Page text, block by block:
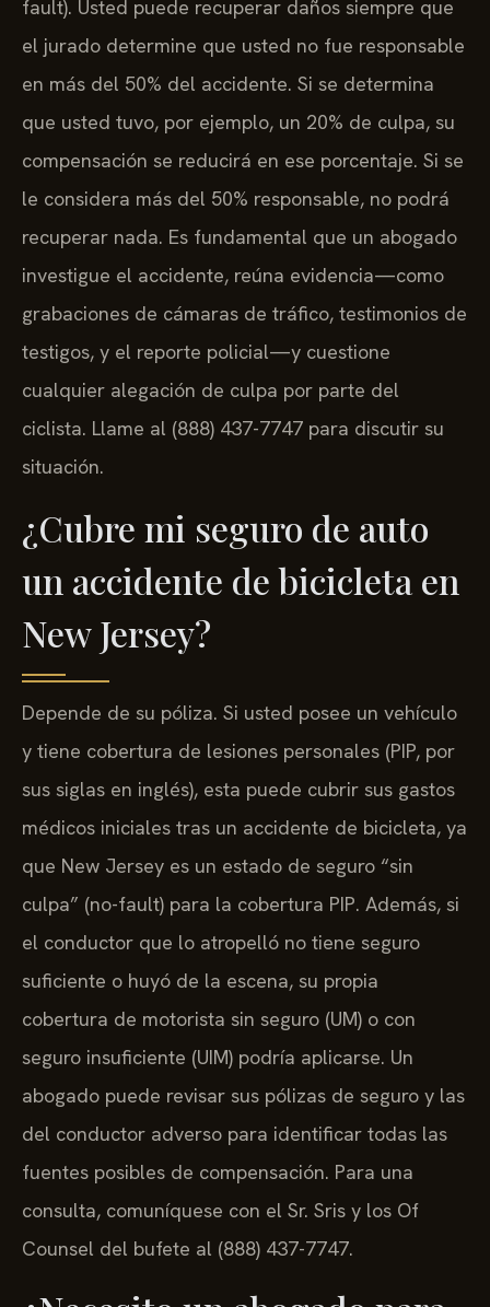
fault). Usted puede recuperar daños siempre que
el jurado determine que usted no fue responsable
en más del 50% del accidente. Si se determina
que usted tuvo, por ejemplo, un 20% de culpa, su
compensación se reducirá en ese porcentaje. Si se
le considera más del 50% responsable, no podrá
recuperar nada. Es fundamental que un abogado
investigue el accidente, reúna evidencia—como
grabaciones de cámaras de tráfico, testimonios de
testigos, y el reporte policial—y cuestione
cualquier alegación de culpa por parte del
ciclista. Llame al (888) 437-7747 para discutir su
situación.
¿Cubre mi seguro de auto
un accidente de bicicleta en
New Jersey?
Depende de su póliza. Si usted posee un vehículo
y tiene cobertura de lesiones personales (PIP, por
sus siglas en inglés), esta puede cubrir sus gastos
médicos iniciales tras un accidente de bicicleta, ya
que New Jersey es un estado de seguro “sin
culpa” (no-fault) para la cobertura PIP. Además, si
el conductor que lo atropelló no tiene seguro
suficiente o huyó de la escena, su propia
cobertura de motorista sin seguro (UM) o con
seguro insuficiente (UIM) podría aplicarse. Un
abogado puede revisar sus pólizas de seguro y las
del conductor adverso para identificar todas las
fuentes posibles de compensación. Para una
consulta, comuníquese con el Sr. Sris y los Of
Counsel del bufete al (888) 437-7747.